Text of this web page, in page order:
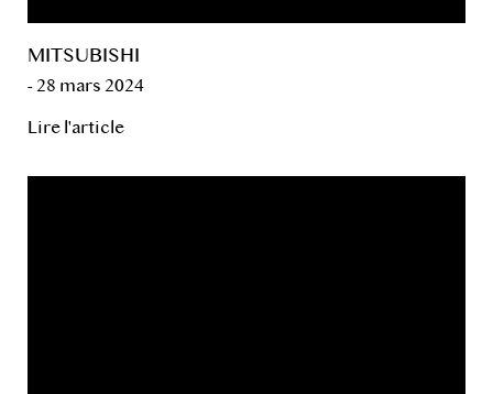
MITSUBISHI
- 28 mars 2024
Lire l'article